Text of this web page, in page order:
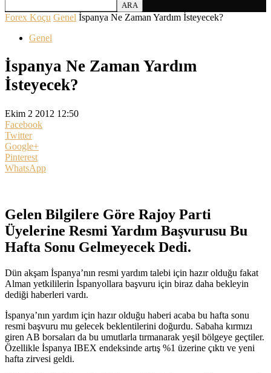
Forex Koçu Genel İspanya Ne Zaman Yardım İsteyecek?
Genel
İspanya Ne Zaman Yardım
İsteyecek?
Ekim 2 2012 12:50
Facebook
Twitter
Google+
Pinterest
WhatsApp
Gelen Bilgilere Göre Rajoy Parti
Üyelerine Resmi Yardım Başvurusu Bu
Hafta Sonu Gelmeyecek Dedi.
Dün akşam İspanya’nın resmi yardım talebi için hazır olduğu fakat
Alman yetkililerin İspanyollara başvuru için biraz daha bekleyin
dediği haberleri vardı.
İspanya’nın yardım için hazır olduğu haberi acaba bu hafta sonu
resmi başvuru mu gelecek beklentilerini doğurdu. Sabaha kırmızı
giren AB borsaları da bu umutlarla tırmanarak yeşil bölgeye geçtiler.
Özellikle İspanya IBEX endeksinde artış %1 üzerine çıktı ve yeni
hafta zirvesi geldi.